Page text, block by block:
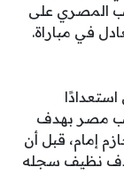
المصري على
في مباراة.
استعدادًا
منتخب مصر بهدف
إمام، قبل أن
نظيف سجله